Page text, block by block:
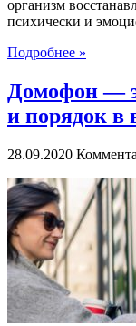
организм
психически и
Подробнее »
Домофон —
и порядок в
28.09.2020